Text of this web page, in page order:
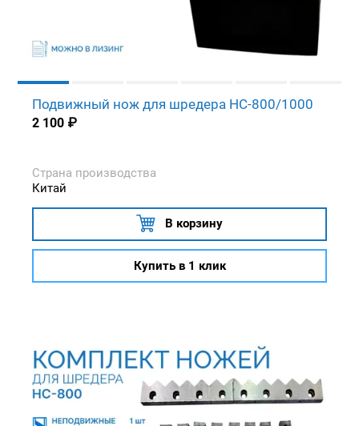
Подвижный нож для шредера HC-800/1000
2 100 ₽
Страна производства
Китай
В корзину
Купить в 1 клик